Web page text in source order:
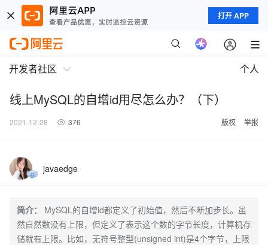
打开 APP
开发者社区 个人
线上MySQL的自增id用尽怎么办？（下）
2021-12-28 376 版权 举报
javaedge
简介：
MySQL的自增id都定义了初始值，然后不断加步长。虽
然自然数没有上限，但定义了表示这个数的字节长度，计算机存
储就有上限。比如，无符号整型(unsigned int)是4个字节，上限